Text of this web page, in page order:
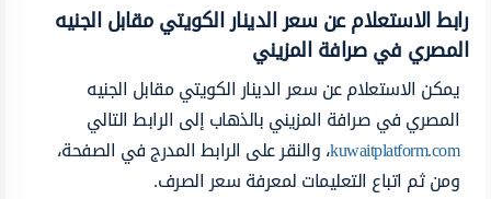
رابط الاستعلام عن سعر الدينار الكويتي مقابل الجنيه
المصري في صرافة المزيني
يمكن الاستعلام عن سعر الدينار الكويتي مقابل الجنيه
المصري في صرافة المزيني بالذهاب إلى الرابط التالي
kuwaitplatform.com، والنقر على الرابط المدرج في الصفحة،
ومن ثم اتباع التعليمات لمعرفة سعر الصرف.